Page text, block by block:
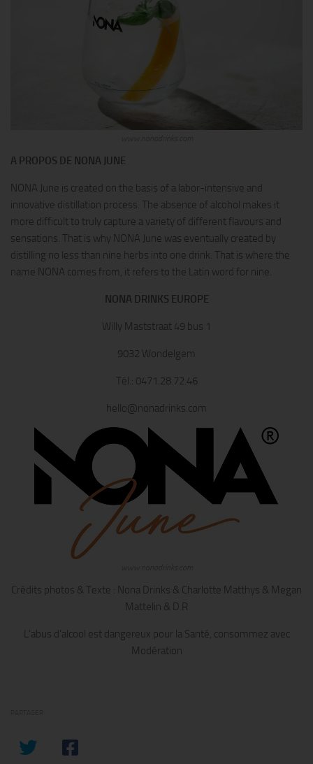
A PROPOS DE NONA JUNE
NONA June is created on the basis of a labor-intensive and
innovative distillation process. The absence of alcohol makes it
more difficult to truly capture a variety of different flavours and
sensations. That is why NONA June was eventually created by
distilling no less than nine herbs into one drink. That is where the
name NONA comes from, it refers to the Latin word for nine.
NONA DRINKS EUROPE
Willy Maststraat 49 bus 1
9032 Wondelgem
Tél.: 0471.28.72.46
hello@nonadrinks.com
Crédits photos & Texte : Nona Drinks & Charlotte Matthys & Megan
Mattelin & D.R
L’abus d’alcool est dangereux pour la Santé, consommez avec
Modération